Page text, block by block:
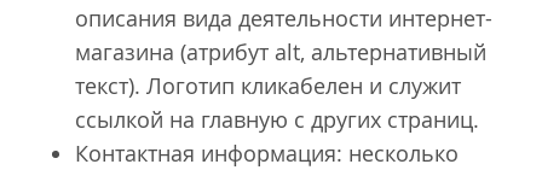
описания вида деятельности интернет-
магазина (атрибут alt, альтернативный
текст). Логотип кликабелен и служит
ссылкой на главную с других страниц.
Контактная информация: несколько